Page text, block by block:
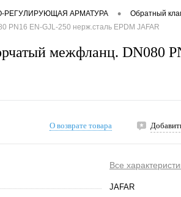
РЕГУЛИРУЮЩАЯ АРМАТУРА • Обратный
PN16 EN-GJL-250 нерж.сталь EPDM JAFAR
межфланц. DN080
О возврате товара
Все
JAFAR